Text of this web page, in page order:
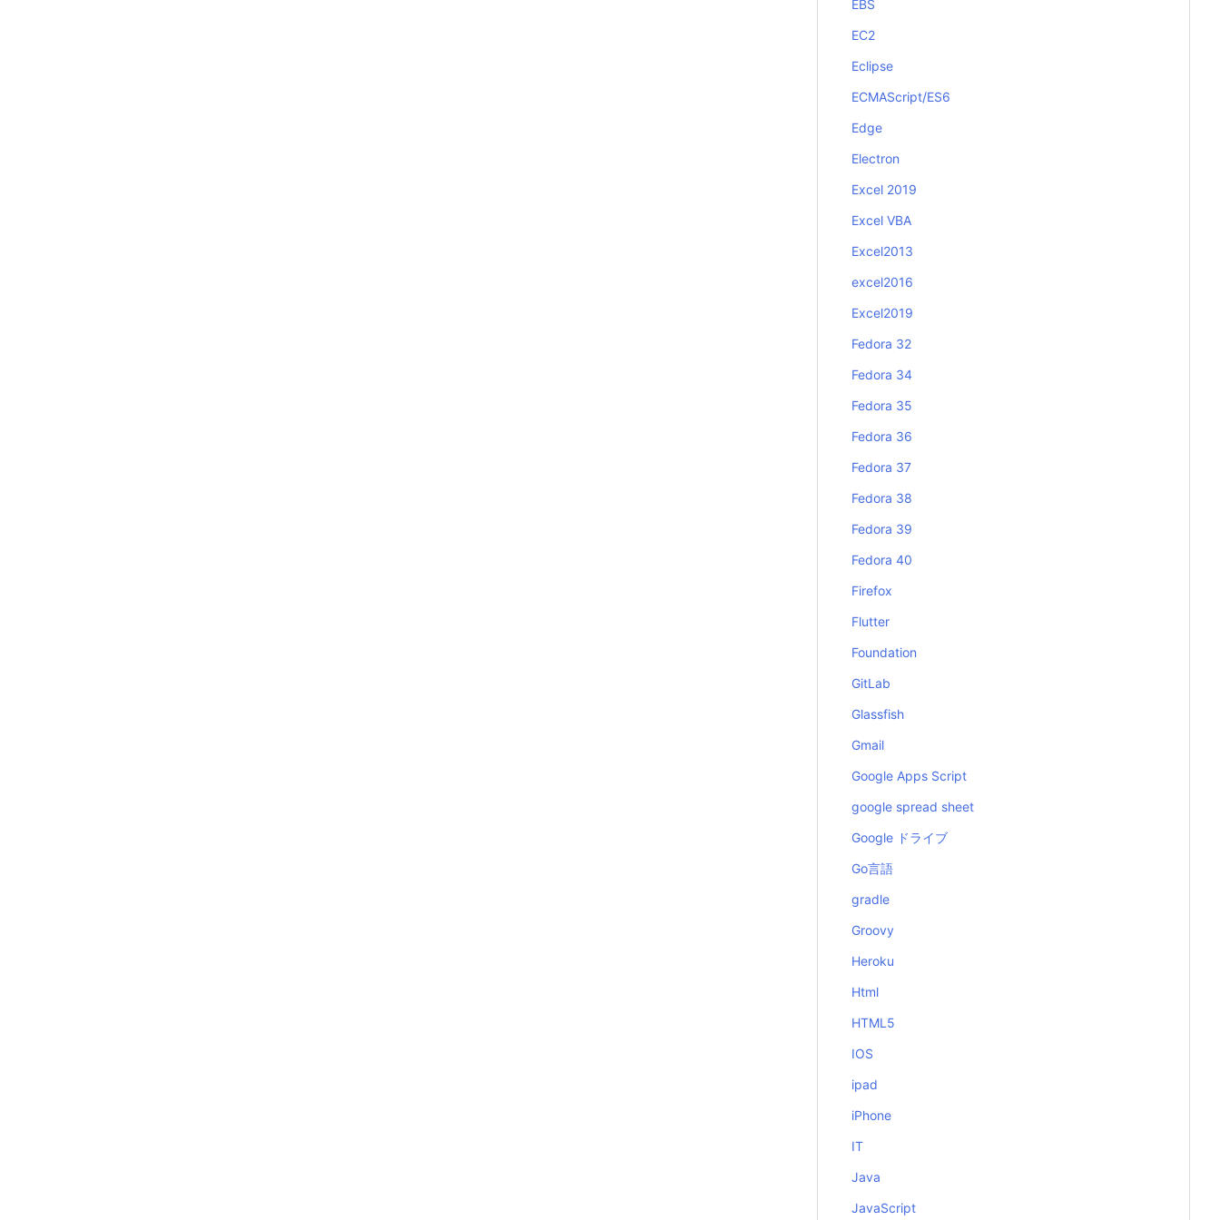
EBS
EC2
Eclipse
ECMAScript/ES6
Edge
Electron
Excel 2019
Excel VBA
Excel2013
excel2016
Excel2019
Fedora 32
Fedora 34
Fedora 35
Fedora 36
Fedora 37
Fedora 38
Fedora 39
Fedora 40
Firefox
Flutter
Foundation
GitLab
Glassfish
Gmail
Google Apps Script
google spread sheet
Google ドライブ
Go言語
gradle
Groovy
Heroku
Html
HTML5
IOS
ipad
iPhone
IT
Java
JavaScript